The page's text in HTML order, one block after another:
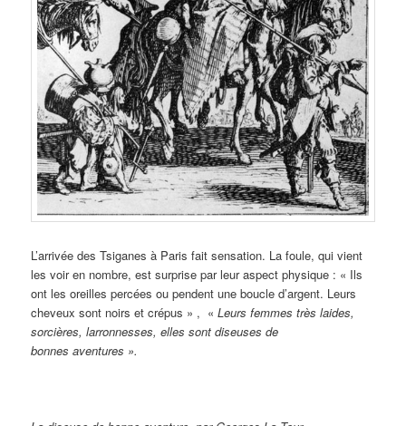
L’arrivée des Tsiganes à Paris fait sensation. La foule, qui vient
les voir en nombre, est surprise par leur aspect physique : « Ils
ont les oreilles percées ou pendent une boucle d’argent. Leurs
cheveux sont noirs et crépus » , «Leurs femmes très laides,
sorcières, larronnesses, elles sont diseuses de
bonnes aventures ».